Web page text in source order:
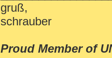
gruß,
schrauber
Proud Member of